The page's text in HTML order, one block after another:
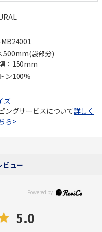
袋部分)
：150mm
ン100%
ズ
ングサービスについて詳しく
ら>
ビュー
5.0